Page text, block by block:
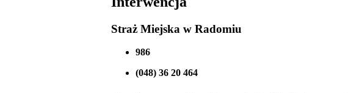
Straż Miejska w Radomiu
986
(048) 36 20 464